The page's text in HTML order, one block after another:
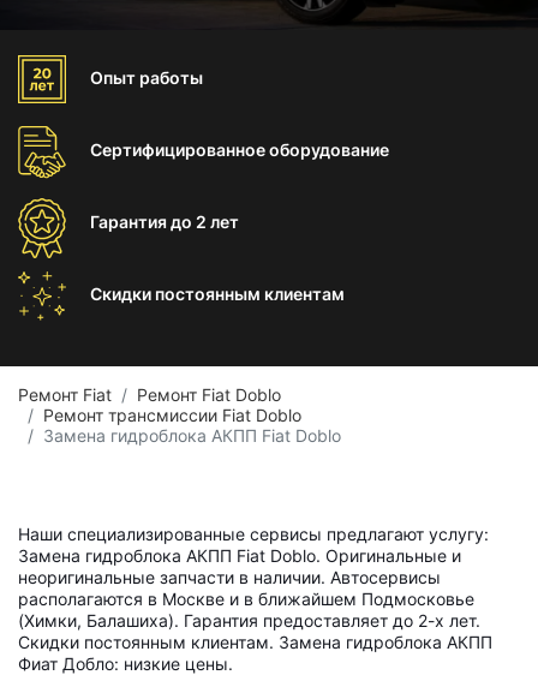
Опыт работы
Сертифицированноеоборудование
Гарантиядо 2 лет
Скидки постоянным клиентам
Ремонт Fiat
Ремонт Fiat Doblo
Ремонт трансмиссии Fiat Doblo
Замена гидроблока АКПП Fiat Doblo
Наши специализированные сервисы предлагают услугу:
Замена гидроблока АКПП Fiat Doblo. Оригинальные и
неоригинальные запчасти в наличии. Автосервисы
располагаются в Москве и в ближайшем Подмосковье
(Химки, Балашиха). Гарантия предоставляет до 2-х лет.
Скидки постоянным клиентам. Замена гидроблока АКПП
Фиат Добло: низкие цены.